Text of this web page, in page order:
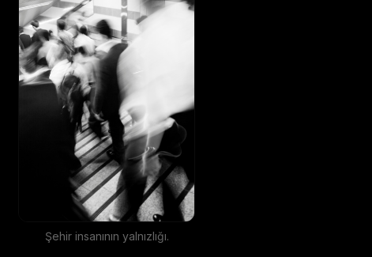
Şehir insanının yalnızlığı.